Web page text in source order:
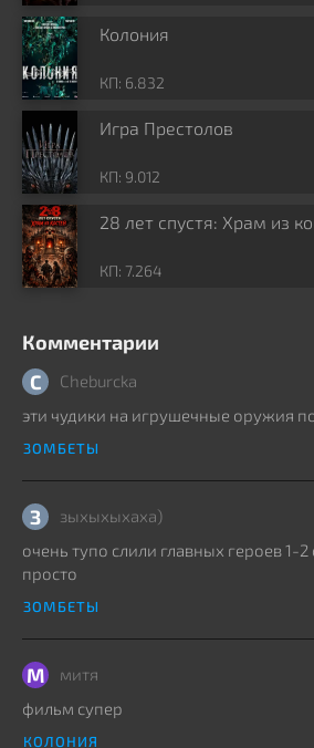
Колония
КП: 6.832
Игра Престолов
КП: 9.012
28 лет спустя: Храм из
КП: 7.264
Комментарии
C
Cheburcka
эти чудики на игрушечные оружия
ЗОМБЕТЫ
З зыхыхыхаха)
очень тупо слили главных героев 1-2
просто
ЗОМБЕТЫ
М митя
фильм супер
КОЛОНИЯ